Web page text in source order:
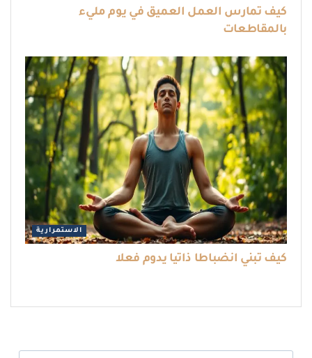
كيف تمارس العمل العميق في يوم مليء
بالمقاطعات
الاستمرارية
كيف تبني انضباطا ذاتيا يدوم فعلا